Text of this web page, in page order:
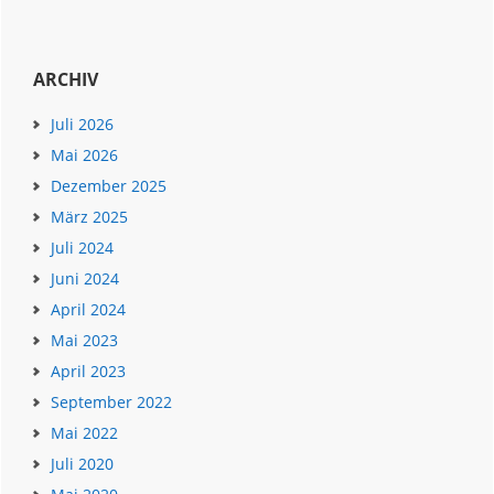
ARCHIV
Juli 2026
Mai 2026
Dezember 2025
März 2025
Juli 2024
Juni 2024
April 2024
Mai 2023
April 2023
September 2022
Mai 2022
Juli 2020